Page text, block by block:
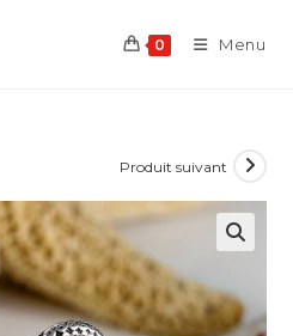
0 Menu
Produit suivant